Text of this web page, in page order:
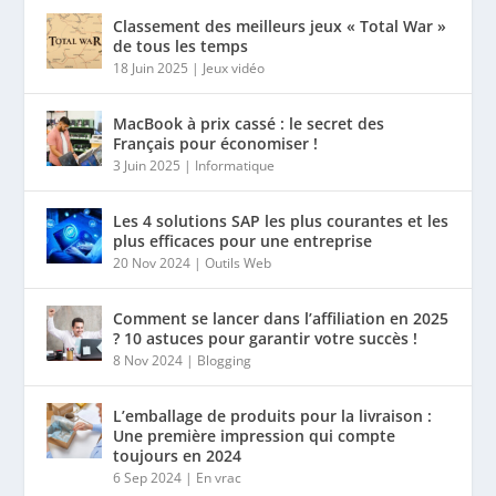
Classement des meilleurs jeux « Total War »
de tous les temps
18 Juin 2025 | Jeux vidéo
MacBook à prix cassé : le secret des
Français pour économiser !
3 Juin 2025 | Informatique
Les 4 solutions SAP les plus courantes et les
plus efficaces pour une entreprise
20 Nov 2024 |Outils Web
Comment se lancer dans l’affiliation en 2025
? 10 astuces pour garantir votre succès !
8 Nov 2024 | Blogging
L’emballage de produits pour la livraison :
Une première impression qui compte
toujours en 2024
6 Sep 2024 | En vrac